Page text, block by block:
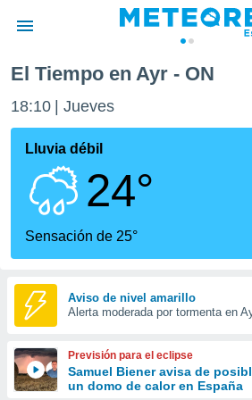
de
por
se
calidad.
a este
las
y
forma
digital
basada
El Tiempo en Ayr - ON
18:10 Jueves
Lluvia débil
24°
Sensación de 25°
Aviso de nivel amarillo
Alerta moderada por tormenta en
Previsión para el eclipse
Samuel Biener avisa de
un domo de calor en España